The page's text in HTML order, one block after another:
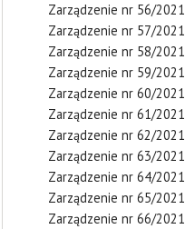
Zarządzenie nr 56/2021
Zarządzenie nr 57/2021
Zarządzenie nr 58/2021
Zarządzenie nr 59/2021
Zarządzenie nr 60/2021
Zarządzenie nr 61/2021
Zarządzenie nr 62/2021
Zarządzenie nr 63/2021
Zarządzenie nr 64/2021
Zarządzenie nr 65/2021
Zarządzenie nr 66/2021